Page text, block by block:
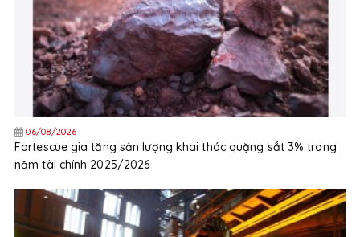
06/08/2026
Fortescue gia tăng sản lượng khai thác quặng sắt 3% trong
năm tài chính 2025/2026